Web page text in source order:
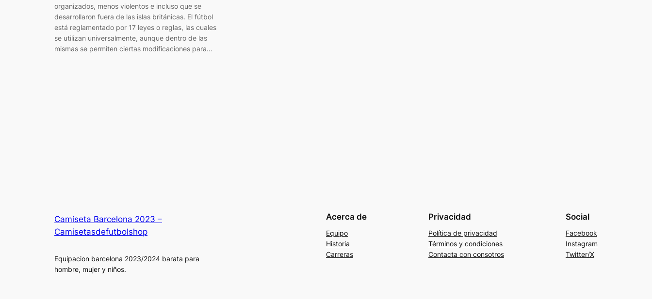
organizados, menos violentos e incluso que se
desarrollaron fuera de las islas británicas. El fútbol
está reglamentado por 17 leyes o reglas, las cuales
se utilizan universalmente, aunque dentro de las
mismas se permiten ciertas modificaciones para…
Camiseta Barcelona 2023 –
Camisetasdefutbolshop
Equipacion barcelona 2023/2024 barata para
hombre, mujer y niños.
Acerca de
Equipo
Historia
Carreras
Privacidad
Política de privacidad
Términos y condiciones
Contacta con consotros
Social
Facebook
Instagram
Twitter/X